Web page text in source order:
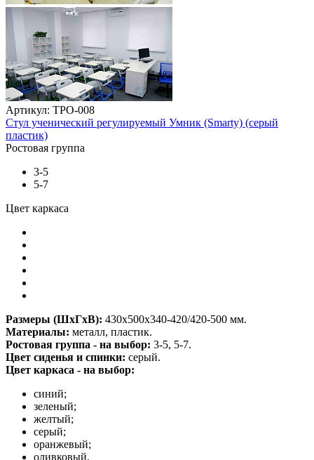
Артикул: ТРО-008
Стул ученический регулируемый Умник (Smarty) (серый
пластик)
Ростовая группа
3-5
5-7
Цвет каркаса
Размеры (ШхГхВ): 430х500х340-420/420-500 мм.
Материалы: металл, пластик.
Ростовая группа - на выбор: 3-5, 5-7.
Цвет сиденья и спинки: серый.
Цвет каркаса - на выбор:
синий;
зеленый;
желтый;
серый;
оранжевый;
оливковый.